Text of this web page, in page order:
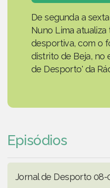
De segunda a
Nuno Lima
desportiva, com o
distrito de Beja, no
de Desporto' da
Episódios
Jornal de Desporto 08-